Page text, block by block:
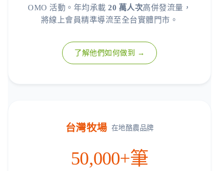
OMO 活動。年均承載 20 萬人次高併發流量，
將線上會員精準導流至全台實體門市。
了解他們如何做到 →
台灣牧場 在地酪農品牌
50,000+筆